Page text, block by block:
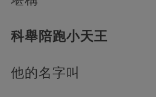
科舉陪跑小天王
他的名字叫